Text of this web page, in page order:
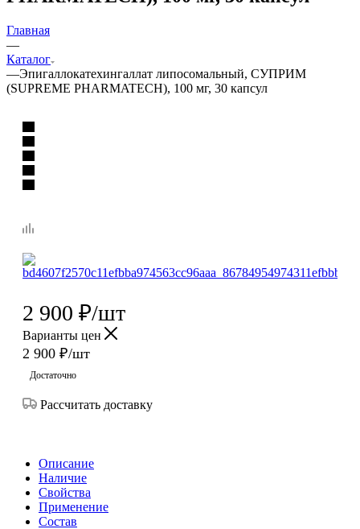
Главная
—
Каталог
—Эпигаллокатехингаллат липосомальный, СУПРИМ
(SUPREME PHARMATECH), 100 мг, 30 капсул
2 900 ₽/шт
Варианты цен
2 900 ₽/шт
Достаточно
Рассчитать доставку
Описание
Наличие
Свойства
Применение
Состав